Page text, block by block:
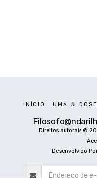
Direitos autorais ©
Desenvolvido
INÍCIO UMA ☕